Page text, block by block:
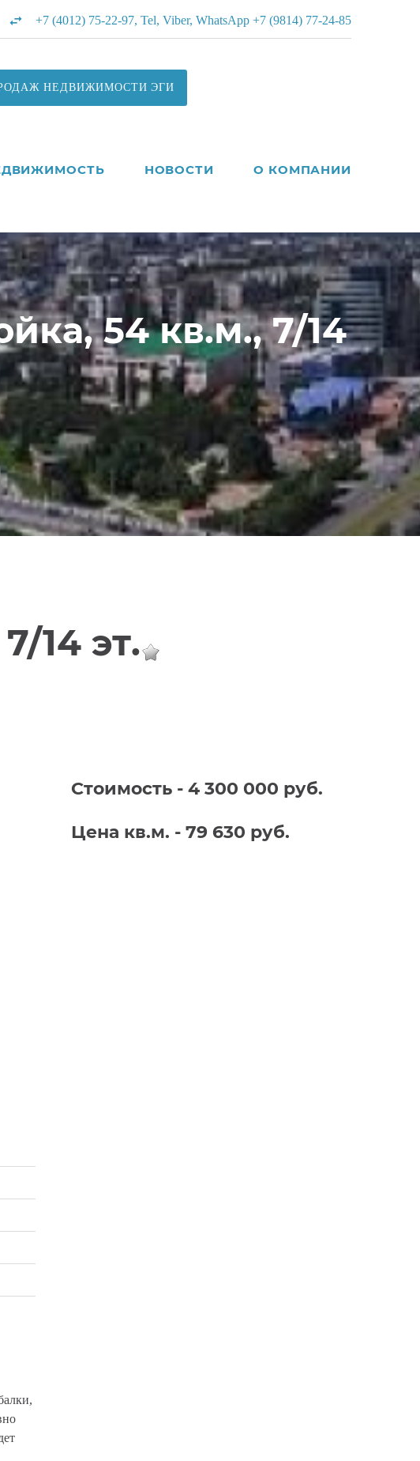
+7 (4012) 75-22-97, Tel, Viber, WhatsApp +7 (9814) 77-24-85
НЕДВИЖИМОСТИ ЭГИ
НОВОСТИ О КОМПАНИИ
54 кв.м., 7/14
14 эт.
Стоимость - 4 300 000 руб.
Цена кв.м. - 79 630 руб.